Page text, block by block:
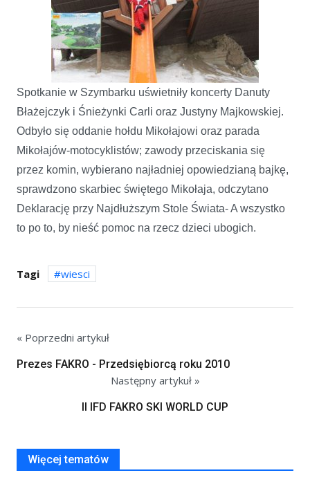
Spotkanie w Szymbarku uświetniły koncerty Danuty
Błażejczyk i Śnieżynki Carli oraz Justyny Majkowskiej.
Odbyło się oddanie hołdu Mikołajowi oraz parada
Mikołajów-motocyklistów; zawody przeciskania się
przez komin, wybierano najładniej opowiedzianą bajkę,
sprawdzono skarbiec świętego Mikołaja, odczytano
Deklarację przy Najdłuższym Stole Świata- A wszystko
to po to, by nieść pomoc na rzecz dzieci ubogich.
Tagi wiesci
« Poprzedni artykuł
Prezes FAKRO - Przedsiębiorcą roku 2010
Następny artykuł »
II IFD FAKRO SKI WORLD CUP
Więcej tematów